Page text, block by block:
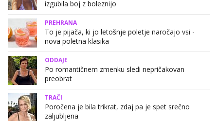
izgubila boj z boleznijo
PREHRANA
To je pijača, ki jo letošnje poletje naročajo vsi -
nova poletna klasika
ODDAJE
Po romantičnem zmenku sledi nepričakovan
preobrat
TRAČI
Poročena je bila trikrat, zdaj pa je spet srečno
zaljubljena